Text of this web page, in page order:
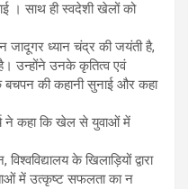
। साथ ही स्वदेशी खेलों को
जादूगर ध्यान चंद्र की जयंती है,
उन्होंने उनके कृतित्व एवं
बचपन की कहानी सुनाई और कहा
ने कहा कि खेल से युवाओं में
के खिलाड़ियों द्वारा
में उत्कृष्ट सफलता का न